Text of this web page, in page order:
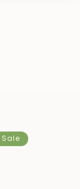
Sale